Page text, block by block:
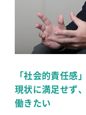
「社会的責任感
現状に満足せず
働きたい